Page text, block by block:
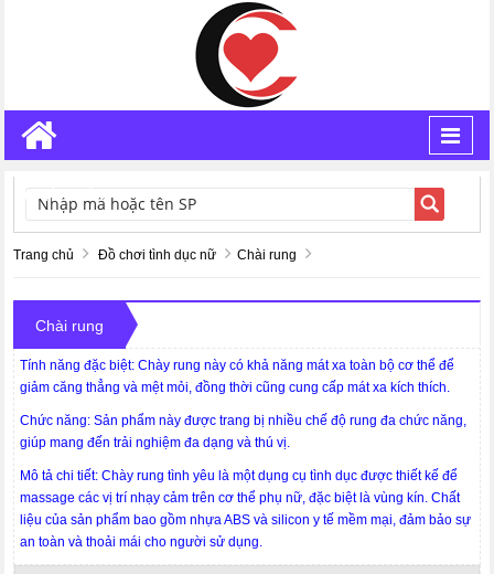
TÌM KIẾM
Trang chủ Đồ chơi tình dục nữ Chài rung
Chài rung
Tính năng đặc biệt: Chày rung này có khả năng mát xa toàn bộ cơ thể để
giảm căng thẳng và mệt mỏi, đồng thời cũng cung cấp mát xa kích thích.
Chức năng: Sản phẩm này được trang bị nhiều chế độ rung đa chức năng,
giúp mang đến trải nghiệm đa dạng và thú vị.
Mô tả chi tiết: Chày rung tình yêu là một dụng cụ tình dục được thiết kế để
massage các vị trí nhạy cảm trên cơ thể phụ nữ, đặc biệt là vùng kín. Chất
liệu của sản phẩm bao gồm nhựa ABS và silicon y tế mềm mại, đảm bảo sự
an toàn và thoải mái cho người sử dụng.